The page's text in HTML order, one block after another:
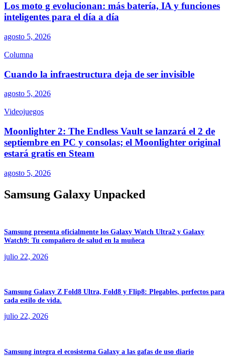
Los moto g evolucionan: más batería, IA y funciones
inteligentes para el día a día
agosto 5, 2026
Columna
Cuando la infraestructura deja de ser invisible
agosto 5, 2026
Videojuegos
Moonlighter 2: The Endless Vault se lanzará el 2 de
septiembre en PC y consolas; el Moonlighter original
estará gratis en Steam
agosto 5, 2026
Samsung Galaxy Unpacked
Samsung presenta oficialmente los Galaxy Watch Ultra2 y Galaxy
Watch9: Tu compañero de salud en la muñeca
julio 22, 2026
Samsung Galaxy Z Fold8 Ultra, Fold8 y Flip8: Plegables, perfectos para
cada estilo de vida.
julio 22, 2026
Samsung integra el ecosistema Galaxy a las gafas de uso diario